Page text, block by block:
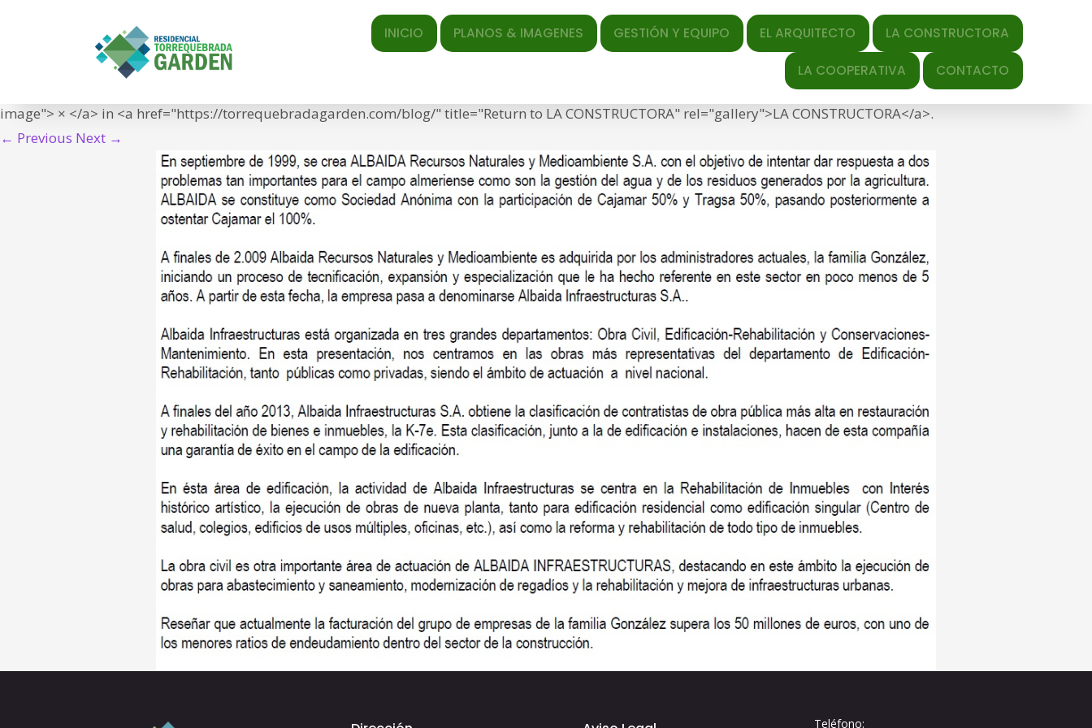
INICIO PLANOS & IMAGENES GESTIÓN Y EQUIPO EL ARQUITECTO LA CONSTRUCTORA
LA COOPERATIVA CONTACTO
texto albaida
<span class="meta-prep meta-prep-entry-date">Published </span> <span class="entry-date"><time class="entry-date" datetime="2020-04-
22T07:58:36+01:00">22/04/2020</time></span> at <a href="https://torrequebradagarden.com/wp-content/uploads/2020/04/texto-albaida.jpg" title="Link to full-size
image"> × </a> in <a href="https://torrequebradagarden.com/blog/" title="Return to LA CONSTRUCTORA" rel="gallery">LA CONSTRUCTORA</a>.
← Previous Next →
Teléfono: